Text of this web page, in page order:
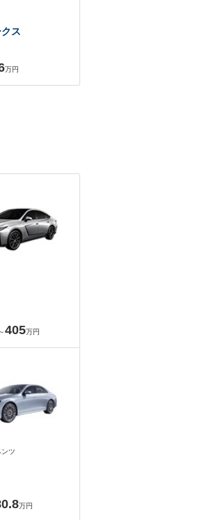
ス
万円
405万円
ンツ
万円